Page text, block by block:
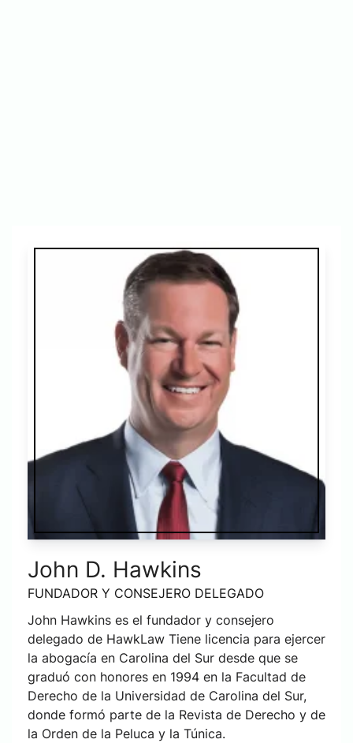
John D. Hawkins
FUNDADOR Y CONSEJERO DELEGADO
John Hawkins es el fundador y consejero
delegado de HawkLaw Tiene licencia para ejercer
la abogacía en Carolina del Sur desde que se
graduó con honores en 1994 en la Facultad de
Derecho de la Universidad de Carolina del Sur,
donde formó parte de la Revista de Derecho y de
la Orden de la Peluca y la Túnica.